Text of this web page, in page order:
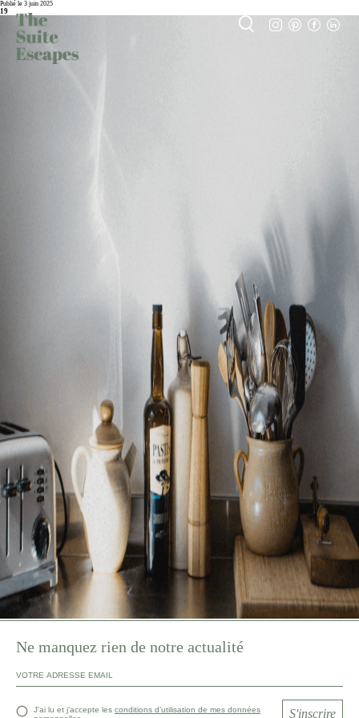
Publié le 3 juin 2025
19
Ne manquez rien de notre actualité
J’ai lu et j’accepte les conditions d’utilisation de mes données
S'inscrire